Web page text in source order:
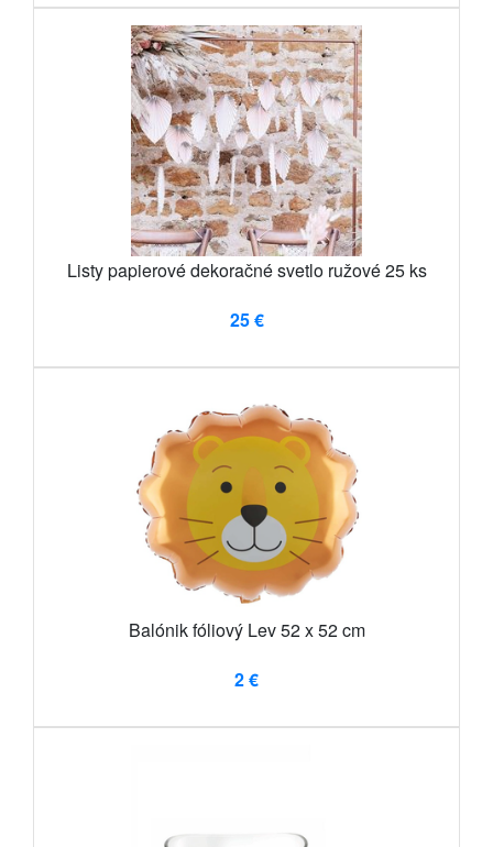
Listy papierové dekoračné svetlo ružové 25 ks
25 €
Balónik fóliový Lev 52 x 52 cm
2 €